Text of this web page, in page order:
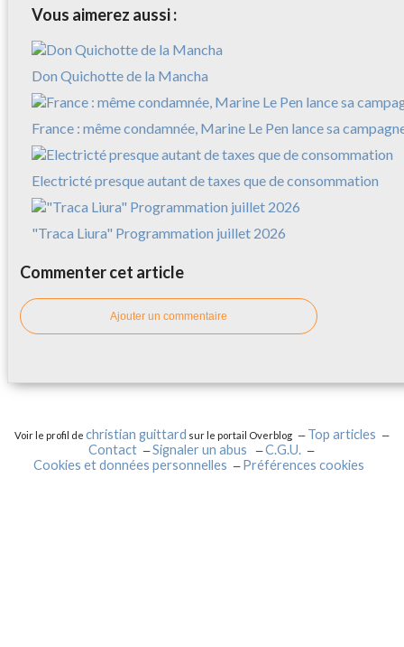
Vous aimerez aussi :
Don Quichotte de la Mancha
France : même condamnée, Marine Le Pen lance sa
Electricté presque autant de taxes que de consommation
"Traca Liura" Programmation juillet 2026
Commenter cet article
Ajouter un commentaire
Voir le profil de christian guittard sur le portail Overblog
Top articles
Contact
Signaler un abus
C.G.U.
Cookies et données personnelles
Préférences cookies